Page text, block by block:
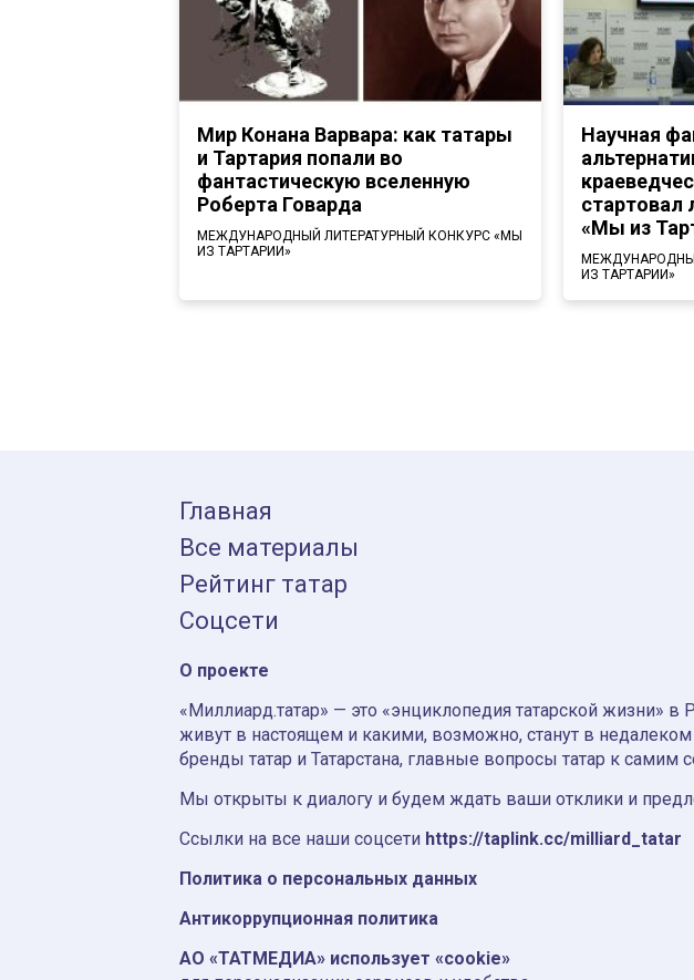
Мир Конана Варвара: как татары
и Тартария попали во
фантастическую вселенную
Роберта Говарда
МЕЖДУНАРОДНЫЙ ЛИТЕРАТУРНЫЙ КОНКУРС «МЫ
ИЗ ТАРТАРИИ»
Научная
стартовал
«Мы из
ИЗ ТАРТАРИИ»
Главная
Все материалы
Рейтинг татар
Соцсети
О проекте
«Миллиард.татар» — это «энциклопедия татарской жизни»
живут в настоящем и какими, возможно, станут в
бренды татар и Татарстана, главные вопросы татар к
Мы открыты к диалогу и будем ждать ваши отклики и
Ссылки на все наши соцсети https://taplink.cc/milliard_tatar
Политика о персональных данных
Антикоррупционная политика
АО «ТАТМЕДИА» использует «cookie»